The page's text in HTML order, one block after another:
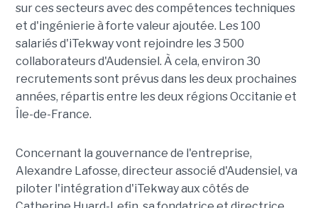
sur ces secteurs avec des compétences techniques
et d'ingénierie à forte valeur ajoutée. Les 100
salariés d'iTekway vont rejoindre les 3 500
collaborateurs d'Audensiel. À cela, environ 30
recrutements sont prévus dans les deux prochaines
années, répartis entre les deux régions Occitanie et
Île-de-France.
Concernant la gouvernance de l'entreprise,
Alexandre Lafosse, directeur associé d'Audensiel, va
piloter l'intégration d'iTekway aux côtés de